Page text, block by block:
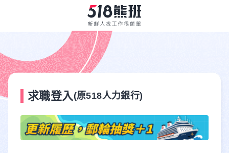
求職登入 (原518人力銀行)